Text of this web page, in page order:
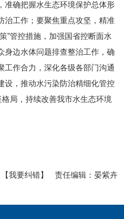
准确把握水生态环境保护总体形
治工作；要聚焦重点攻坚，精准
”管控措施，加强国省控断面水
身边水体问题排查整治工作，确
工作合力，深化各级各部门沟通
设，推动水污染防治精细化管控
格局，持续改善我市水生态环境
【我要纠错】 责任编辑： 晏紫卉